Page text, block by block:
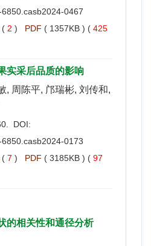
0467
( 2 ) PDF ( 1357KB ) ( 425
实采后品质的影响
, 周陈平, 邝瑞彬, 刘传和,
DOI:
0173
( 7 ) PDF ( 3185KB ) ( 97
的相关性和通径分析